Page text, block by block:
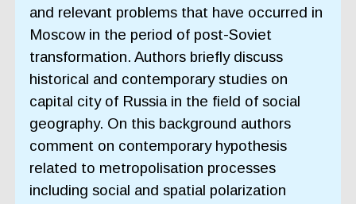
and relevant problems that have occurred in
Moscow in the period of post-Soviet
transformation. Authors briefly discuss
historical and contemporary studies on
capital city of Russia in the field of social
geography. On this background authors
comment on contemporary hypothesis
related to metropolisation processes
including social and spatial polarization